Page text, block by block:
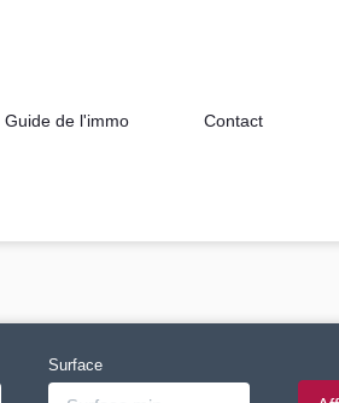
Guide de l'immo Contact
Surface